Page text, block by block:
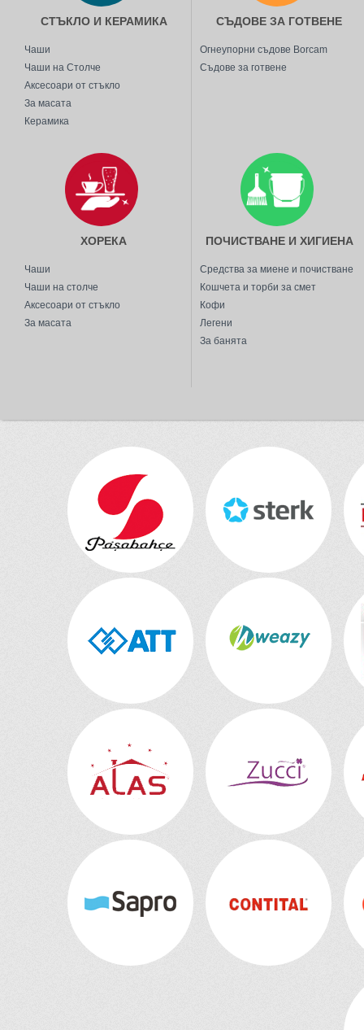
СТЪКЛО И КЕРАМИКА
Чаши
Чаши на Столче
Аксесоари от стъкло
За масата
Керамика
СЪДОВЕ ЗА ГОТВЕНЕ
Огнеупорни съдове Borcam
Съдове за готвене
ХОРЕКА
Чаши
Чаши на столче
Аксесоари от стъкло
За масата
ПОЧИСТВАНЕ И ХИГИЕНА
Средства за миене и почистване
Кошчета и торби за смет
Кофи
Легени
За банята